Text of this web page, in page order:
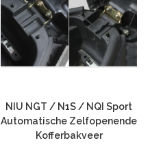
NIU NGT / N1S / NQI Sport
Automatische Zelfopenende
Kofferbakveer